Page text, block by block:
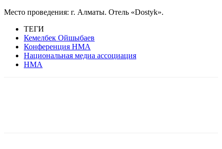
Место проведения: г. Алматы. Отель «Dostyk».
ТЕГИ
Кемелбек Ойшыбаев
Конференция НМА
Национальная медиа ассоциация
НМА